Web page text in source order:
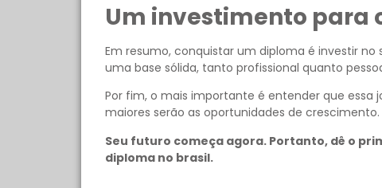
Um investimento para
Em resumo, conquistar um diploma é investir
uma base sólida, tanto profissional quanto
Por fim, o mais importante é entender que
maiores serão as oportunidades de crescimento.
Seu futuro começa agora. Portanto, dê o
diploma no brasil.